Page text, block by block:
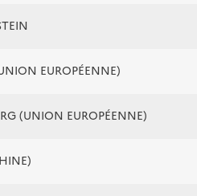
EUROPÉENNE)
(UNION EUROPÉENNE)